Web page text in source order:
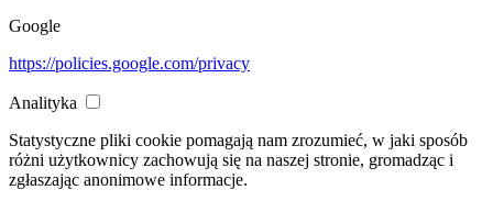
Google
https://policies.google.com/privacy
Analityka
Statystyczne pliki cookie pomagają nam zrozumieć, w jaki sposób
różni użytkownicy zachowują się na naszej stronie, gromadząc i
zgłaszając anonimowe informacje.